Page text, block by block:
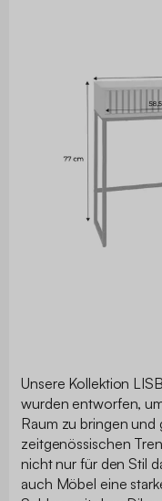
Unsere Kollektion
wurden entworfen,
Raum zu bringen und
zeitgenössischen
nicht nur für den Stil
auch Möbel eine